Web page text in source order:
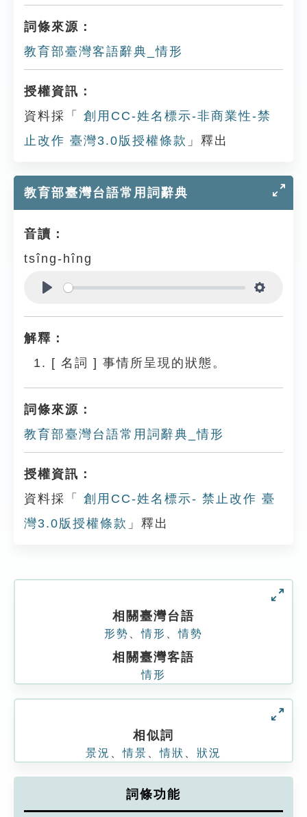
詞條來源：
教育部臺灣客語辭典_情形
授權資訊：
資料採「
創用CC-姓名標示-非商業性-禁
止改作 臺灣3.0版授權條款 」釋出
教育部臺灣台語常用詞辭典
音讀：
tsîng-hîng
解釋：
[ 名詞 ] 事情所呈現的狀態。
詞條來源：
教育部臺灣台語常用詞辭典_情形
授權資訊：
資料採「
創用CC-姓名標示- 禁止改作 臺
灣3.0版授權條款 」釋出
相關臺灣台語
形勢 、情形 、情勢
相關臺灣客語
情形
相似詞
景況 、情景 、情狀 狀況
詞條功能